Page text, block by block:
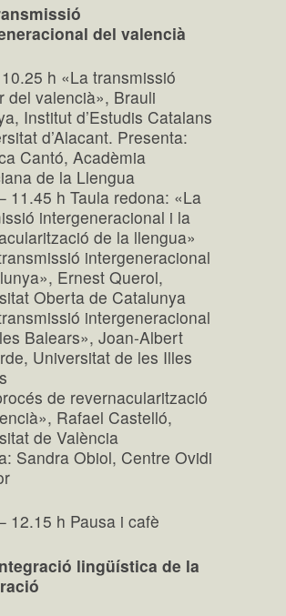
del valencià
h «La transmissió
del valencià», Brauli
Institut d’Estudis Catalans
d’Alacant. Presenta:
Cantó, Acadèmia
de la Llengua
11.45 h Taula redona: «La
intergeneracional i la
de la llengua»
intergeneracional
Ernest Querol,
Oberta de Catalunya
intergeneracional
Balears», Joan-Albert
Universitat de les Illes
de revernacularització
Rafael Castelló,
de València
Sandra Obiol, Centre Ovidi
12.15 h Pausa i cafè
lingüística de la